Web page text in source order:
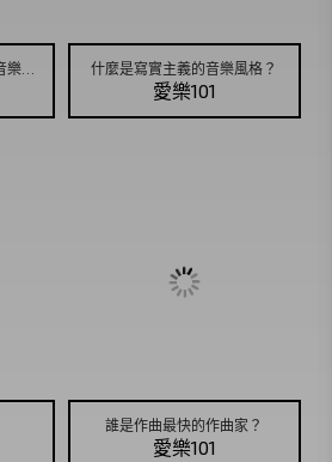
什麼是維也納具代表性的音樂風格？ 什麼是寫實主義的音樂風格？
愛樂101
誰是作曲最快的作曲家？
愛樂101